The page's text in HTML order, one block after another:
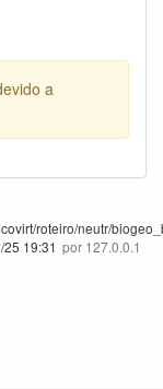
a
roteiro/neutr/
19:31 por 127.0.0.1